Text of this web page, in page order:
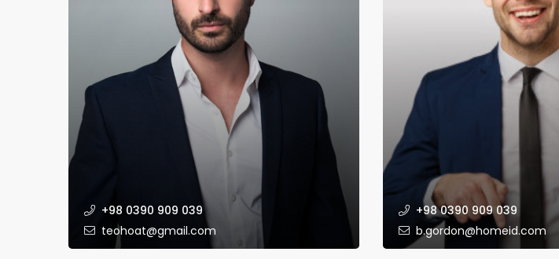
+98 0390 909 039
teohoat@gmail.com
+98 0390 909 039
b.gordon@homeid.com